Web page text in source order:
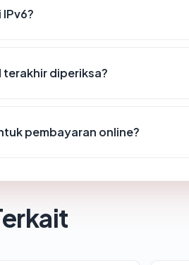
diperiksa?
pembayaran online?